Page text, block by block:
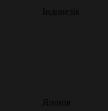
Індонезія
Японія